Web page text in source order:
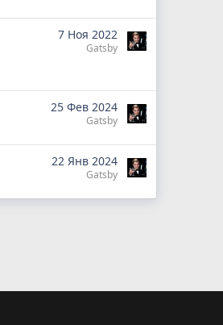
7 Ноя 2022
Gatsby
25 Фев 2024
Gatsby
22 Янв 2024
Gatsby